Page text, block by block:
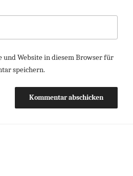
und Website in diesem Browser für
speichern.